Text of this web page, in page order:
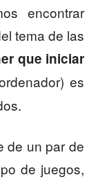
encontrar
tema de las
que iniciar
es
de un par de
de juegos,